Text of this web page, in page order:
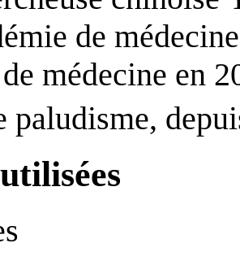
de
médecine en
paludisme,